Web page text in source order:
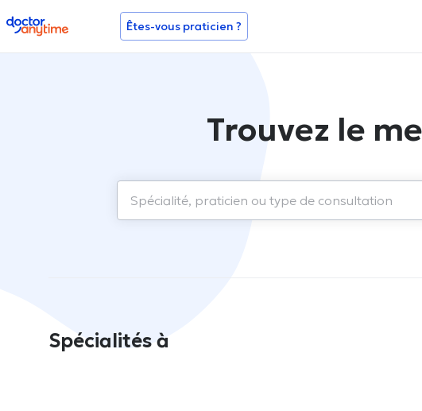
doctoranytime Êtes-vous praticien ?
Trouvez le
Spécialités à